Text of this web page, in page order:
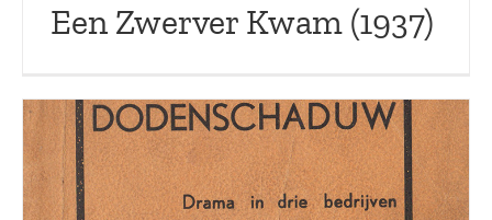
Een Zwerver Kwam (1937)